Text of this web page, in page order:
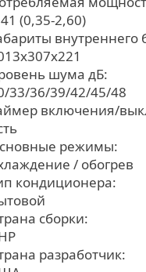
(0,35-2,60)
внутреннего
шума дБ:
33/36/39/42/45/48
включения/
режимы:
/ обогрев
кондиционера:
сборки:
разработчик: